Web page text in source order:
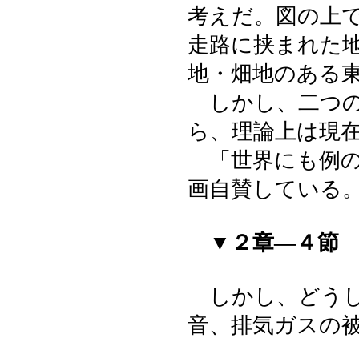
考えだ。図の上
走路に挟まれた
地・畑地のある
しかし、二つ
ら、理論上は現
「世界にも例
画自賛している
▼２章―４節
しかし、どう
音、排気ガスの